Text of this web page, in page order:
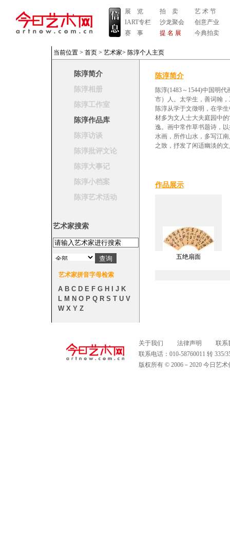
展 览
IART专栏
赛 事
拍 卖
沙龙聚会
提 名 展
艺 术 节
创意产业
今典拍卖
当前位置 > 首页 > 艺术家> 陈淳个人主页
陈淳简介
陈淳相册
陈淳工作室
陈淳作品库
陈淳访谈
陈淳批评文论
陈淳大事记
陈淳小档案
陈淳艺术活动
艺术家搜索
艺术家拼音字母检索
A B C D E F G H J K
L M N O P Q R S T U V
W X Y Z
陈淳简介
陈淳(1483～1544)中国明
市）人。太学生，善词翰
陈淳从学于文徵明，在学
材多为文人士大夫庭园中
逸。画中常作草书题诗，
水画，所作山水，多写江
之致，抒发了闲适幽淡的
作品展示
五绝扇面
关于我们 法律声明
联系
联系电话：010-58760011 转
版权所有 © 2006－2020 今日艺